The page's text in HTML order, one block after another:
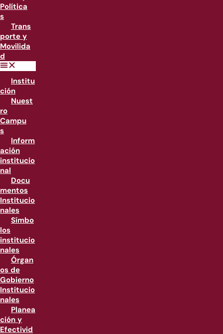
Política
s
Trans
porte y
Movilida
d
Institu
ción
Nuest
ro
Campu
s
Inform
ación
institucio
nal
Docu
mentos
Institucio
nales
Símbo
los
institucio
nales
Órgan
os de
Gobierno
Institucio
nales
Planea
ción y
Efectivid